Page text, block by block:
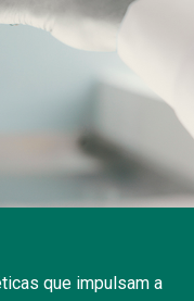
que impulsam a